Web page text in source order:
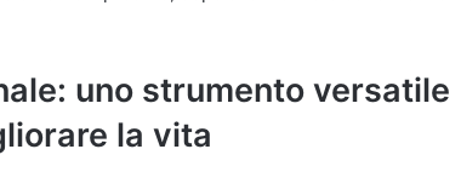
uno strumento versatile
la vita